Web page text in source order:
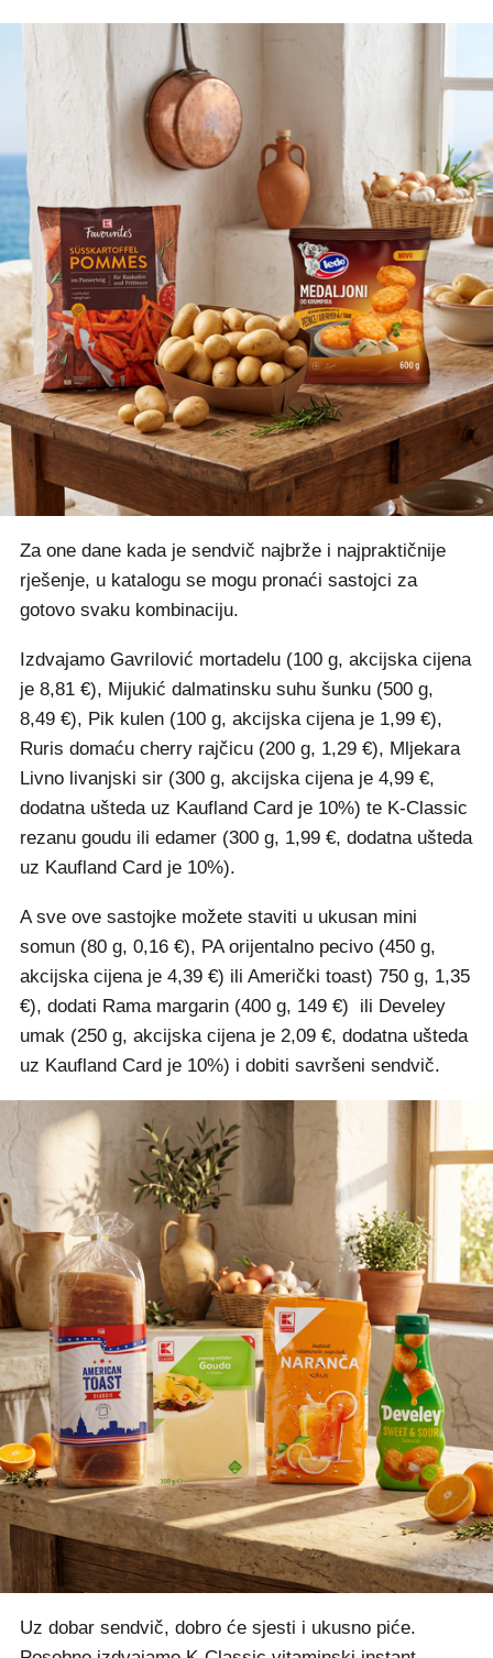
Za one dane kada je sendvič najbrže i najpraktičnije
rješenje, u katalogu se mogu pronaći sastojci za
gotovo svaku kombinaciju.
Izdvajamo Gavrilović mortadelu (100 g, akcijska cijena
je 8,81 €), Mijukić dalmatinsku suhu šunku (500 g,
8,49 €), Pik kulen (100 g, akcijska cijena je 1,99 €),
Ruris domaću cherry rajčicu (200 g, 1,29 €), Mljekara
Livno livanjski sir (300 g, akcijska cijena je 4,99 €,
dodatna ušteda uz Kaufland Card je 10%) te K-Classic
rezanu goudu ili edamer (300 g, 1,99 €, dodatna ušteda
uz Kaufland Card je 10%).
A sve ove sastojke možete staviti u ukusan mini
somun (80 g, 0,16 €), PA orijentalno pecivo (450 g,
akcijska cijena je 4,39 €) ili Američki toast) 750 g, 1,35
€), dodati Rama margarin (400 g, 149 €) ili Develey
umak (250 g, akcijska cijena je 2,09 €, dodatna ušteda
uz Kaufland Card je 10%) i dobiti savršeni sendvič.
Uz dobar sendvič, dobro će sjesti i ukusno piće.